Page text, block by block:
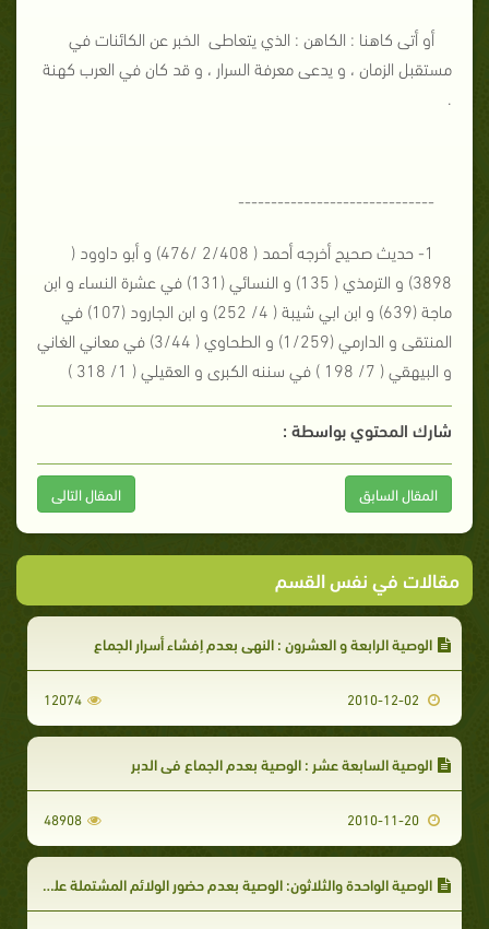
أو أتى كاهنا : الكاهن : الذي يتعاطى الخبر عن الكائنات في
مستقبل الزمان ، و يدعى معرفة السرار ، و قد كان في العرب كهنة
.
------------------------------
1- حديث صحيح أخرجه أحمد ( 2/408 /476) و أبو داوود (
3898) و الترمذي ( 135) و النسائي (131) في عشرة النساء و ابن
ماجة (639) و ابن ابي شيبة ( 4/ 252) و ابن الجارود (107) في
المنتقى و الدارمي (1/259) و الطحاوي ( 3/44) في معاني الغاني
و البيهقي ( 7/ 198 ) في سننه الكبرى و العقيلي ( 1/ 318 )
شارك المحتوي بواسطة :
المقال السابق المقال التالى
مقالات في نفس القسم
الوصية الرابعة و العشرون : النهي بعدم إفشاء أسرار الجماع
12074
الوصية السابعة عشر : الوصية بعدم الجماع في الدبر
48908
الوصية الواحدة والثلاثون: الوصية بعدم حضور الولائم المشتملة على المنكر